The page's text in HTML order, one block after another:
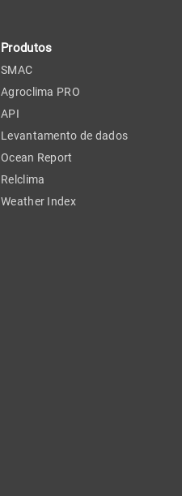
Produtos
SMAC
Agroclima PRO
API
Levantamento de dados
Ocean Report
Relclima
Weather Index